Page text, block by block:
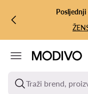
PRIJEĐI NA GLAVNI
PRIJEĐI NA Posljednji
Traži brend,